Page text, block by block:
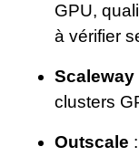
GPU,
à vérifier
Scaleway
clusters
Outscale